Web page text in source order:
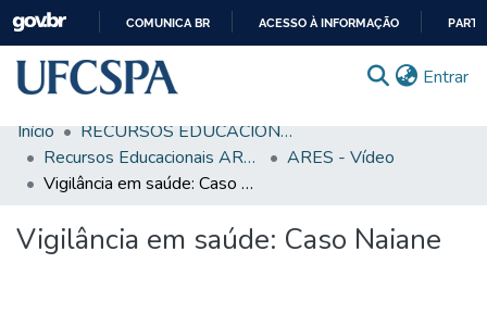
CONTEÚDO
COMUNICA BR ACESSO À INFORMAÇÃO
Entrar
Comunidades & Coleções
Busca Facetada
Estatísticas
Início
RECURSOS EDUCACIONAIS
Recursos Educacionais ARES/UNA-SUS
ARES - Vídeo
Vigilância em saúde: Caso Naiane
Vigilância em saúde: Caso Naiane